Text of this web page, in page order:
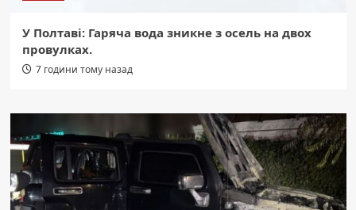
У Полтаві: Гаряча вода зникне з осель на двох
провулках.
7 години тому назад